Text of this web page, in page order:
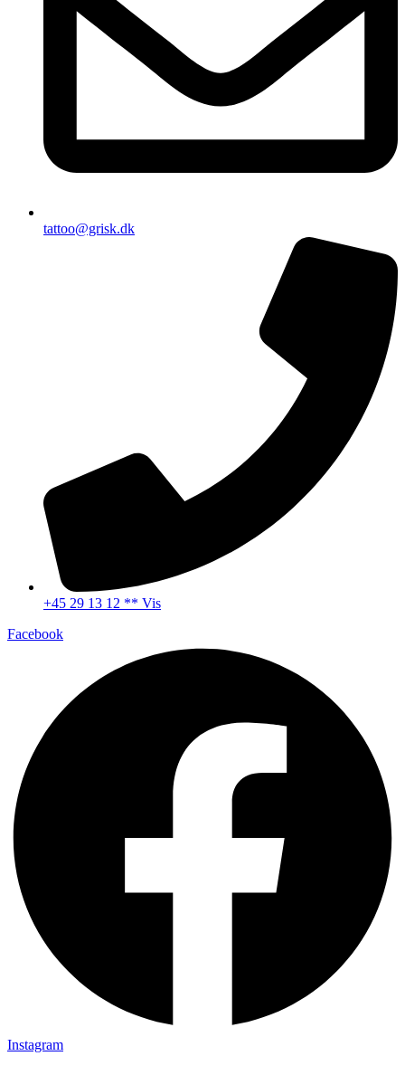
tattoo@grisk.dk
+45 29 13 12 ** Vis
Facebook
Instagram